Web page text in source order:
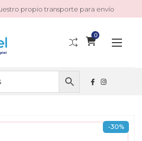
propio transporte para envío
0
-30%